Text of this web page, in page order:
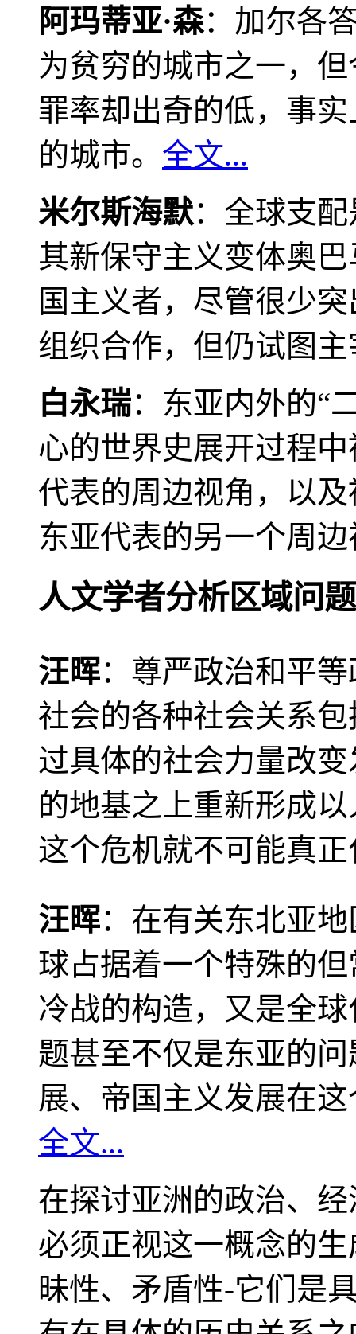
阿玛蒂亚·森：加尔各
为贫穷的城市之一，
罪率却出奇的低，事
的城市。 全文...
米尔斯海默：全球支
其新保守主义变体奥
国主义者，尽管很少
组织合作，但仍试图
白永瑞：东亚内外的“
心的世界史展开过程
代表的周边视角，以
东亚代表的另一个周
人文学者分析区域问题
汪晖：尊严政治和平
社会的各种社会关系
过具体的社会力量改
的地基之上重新形成
这个危机就不可能真
汪晖：在有关东北亚
球占据着一个特殊的
冷战的构造，又是全
题甚至不仅是东亚的
展、帝国主义发展在
全文...
在探讨亚洲的政治、
必须正视这一概念的
昧性、矛盾性-它们是